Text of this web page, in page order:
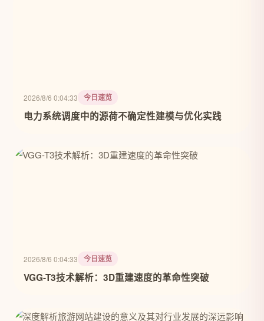
2026/8/6 0:04:33 今日速览
电力系统调度中的源荷不确定性建模与优化实践
2026/8/6 0:04:33 今日速览
VGG-T3技术解析：3D重建速度的革命性突破